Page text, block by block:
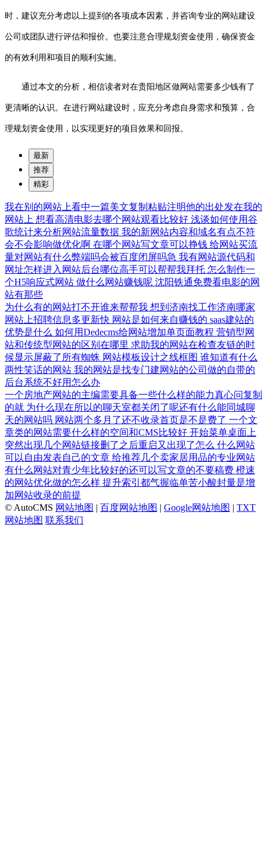
时，建议充分考虑以上提到的各项成本因素，并咨询专业的网站建设
公司或团队进行评估和报价。也要注意合理规划资金使用，确保资金
的有效利用和项目的顺利实施。
通过本文的分析，相信读者对在贵阳地区做网站需要多少钱有了
更清晰的认识。在进行网站建设时，应充分考虑自身需求和预算，合
理规划资金使用，以实现更好的项目效果和回报。
最新
推荐
精彩
我在别的网站上看中一篇美文复制粘贴注明他的出处发在我的
网站上 想看高清电影去哪个网站观看比较好 浅谈如何使用谷
歌统计来分析网站流量数据 我的新网站内容和域名有点不符
会不会影响做优化啊 在哪个网站写文章可以挣钱 给网站买流
量对网站有什么弊端吗会被百度闭屏吗急 我有网站源代码和
网址怎样进入网站后台哪位高手可以帮帮我拜托 怎么制作一
个H5响应式网站 做什么网站赚钱呢 沈阳铁通免费看电影的网
站有那些
为什么有的网站打不开谁来帮帮我 想到济南找工作济南哪家
网站上招聘信息多更新快 网站是如何来自赚钱的 saas建站的
优势是什么 如何用Dedecms给网站增加单页面教程 营销型网
站和传统型网站的区别在哪里 求助我的网站在检查友链的时
候显示屏蔽了所有蜘蛛 网站模板设计之线框图 谁知道有什么
两性笑话的网站 我的网站是找专门建网站的公司做的自带的
后台系统不好用怎么办
一个房地产网站的主编需要具备一些什么样的能力真心问复制
的就 为什么现在所以的聊天室都关闭了呢还有什么能同城聊
天的网站吗 网站两个多月了还不收录首页是不是费了 一个文
章类的网站需要什么样的空间和CMS比较好 开始菜单桌面上
突然出现几个网站链接删了之后重启又出现了怎么 什么网站
可以自由发表自己的文章 给推荐几个卖家居用品的专业网站
有什么网站对青少年比较好的还可以写文章的不要稿费 橙速
的网站优化做的怎么样 提升索引都气握临单苦小酸封量是增
加网站收录的前提
© AutoCMS 网站地图 | 百度网站地图 | Google网站地图 | TXT
网站地图 联系我们